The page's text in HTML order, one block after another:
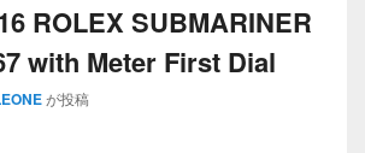
ROLEX SUBMARINER
with Meter First Dial
が投稿